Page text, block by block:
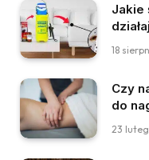
Jakie
18
Czy
do
23